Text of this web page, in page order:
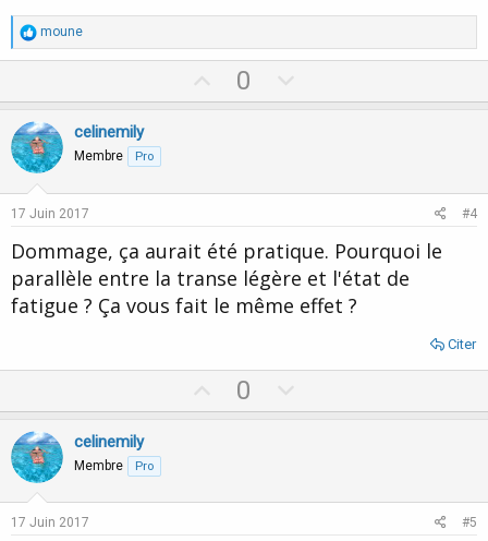
R
é
a
t
o
n
s
:
moune
p
0
o
e
celinemily
Membre Pro
17 Juin 2017 #4
Dommage, ça aurait été pratique. Pourquoi le
parallèle entre la transe légère et l'état de
fatigue ? Ça vous fait le même effet ?
Citer
p
t
0
o
v
celinemily
Membre Pro
17 Juin 2017 #5